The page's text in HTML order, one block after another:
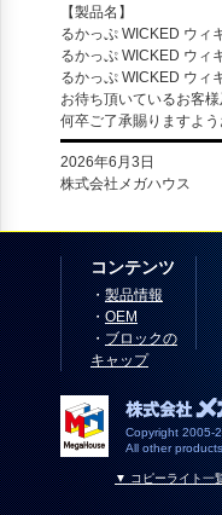
【製品名】
るかっぷ WICKED ウィ
るかっぷ WICKED ウィ
るかっぷ WICKED ウィ
お待ち頂いているお客
何卒ご了承賜りますよう
2026年6月3日
株式会社メガハウス
コンテンツ
・製品情報
・OEM
・ブロックの
キャップ
Copyright 2005-
All other
▼ コピーライト一